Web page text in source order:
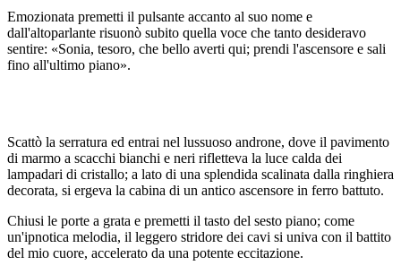
Emozionata premetti il pulsante accanto al suo nome e
dall'altoparlante risuonò subito quella voce che tanto desideravo
sentire: «Sonia, tesoro, che bello averti qui; prendi l'ascensore e sali
fino all'ultimo piano».
Scattò la serratura ed entrai nel lussuoso androne, dove il pavimento
di marmo a scacchi bianchi e neri rifletteva la luce calda dei
lampadari di cristallo; a lato di una splendida scalinata dalla ringhiera
decorata, si ergeva la cabina di un antico ascensore in ferro battuto.
Chiusi le porte a grata e premetti il tasto del sesto piano; come
un'ipnotica melodia, il leggero stridore dei cavi si univa con il battito
del mio cuore, accelerato da una potente eccitazione.